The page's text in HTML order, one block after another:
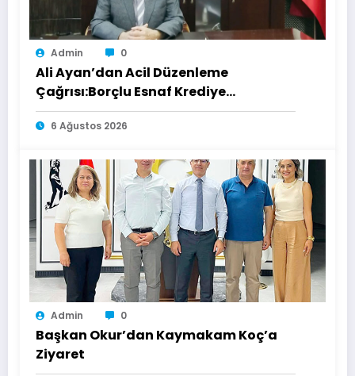
Admin 0
Ali Ayan’dan Acil Düzenleme
Çağrısı:Borçlu Esnaf Krediye
Ulaşamıyor
6 Ağustos 2026
Admin 0
Başkan Okur’dan Kaymakam Koç’a
Ziyaret